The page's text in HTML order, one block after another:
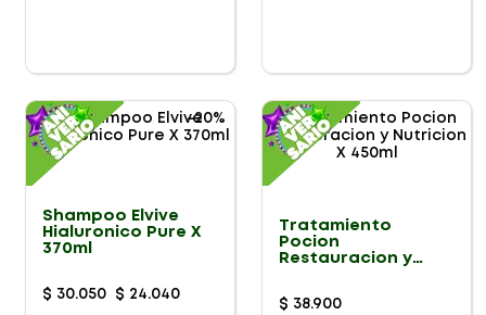
-20%
Shampoo Elvive
Hialuronico Pure X
370ml
$ 30.050 $ 24.040
Tratamiento
Pocion
Restauracion y
$ 38.900